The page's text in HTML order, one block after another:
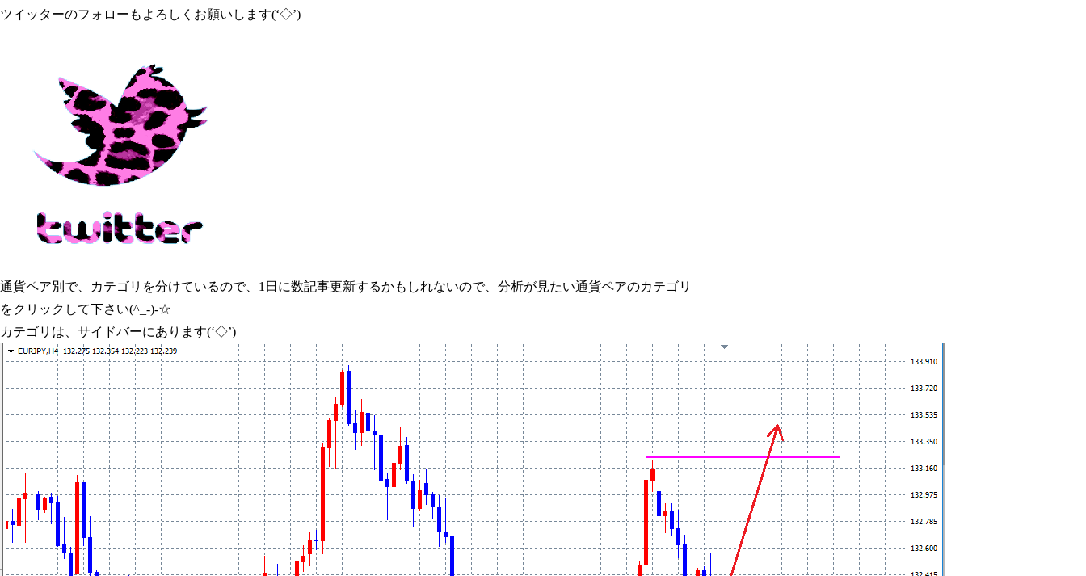
ツイッターのフォローもよろしくお願いします(‘◇’)ゞ
通貨ペア別で、カテゴリを分けているので、1日に数記事更新するかもしれないので、分析が見たい通貨ペアのカテゴリ
をクリックして下さい(^_-)-☆
カテゴリは、サイドバーにあります(‘◇’)ゞ